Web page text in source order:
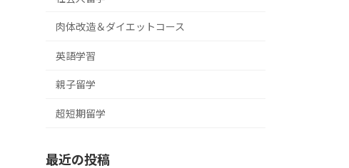
肉体改造＆ダイエットコース
英語学習
親子留学
超短期留学
最近の投稿